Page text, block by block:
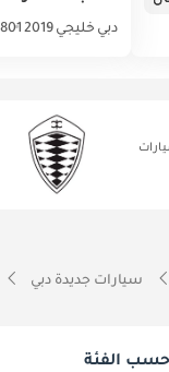
دبي خليجي 2019 801 كيلومتر
سيارات جديدة دبي
الفئة